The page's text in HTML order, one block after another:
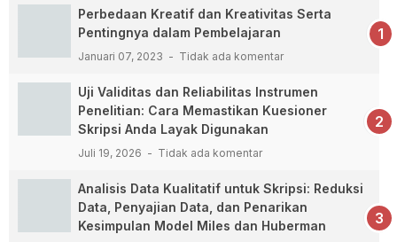
Perbedaan Kreatif dan Kreativitas Serta
Pentingnya dalam Pembelajaran
Januari 07, 2023 Tidak ada komentar
Uji Validitas dan Reliabilitas Instrumen
Penelitian: Cara Memastikan Kuesioner
Skripsi Anda Layak Digunakan
Juli 19, 2026 Tidak ada komentar
Analisis Data Kualitatif untuk Skripsi: Reduksi
Data, Penyajian Data, dan Penarikan
Kesimpulan Model Miles dan Huberman